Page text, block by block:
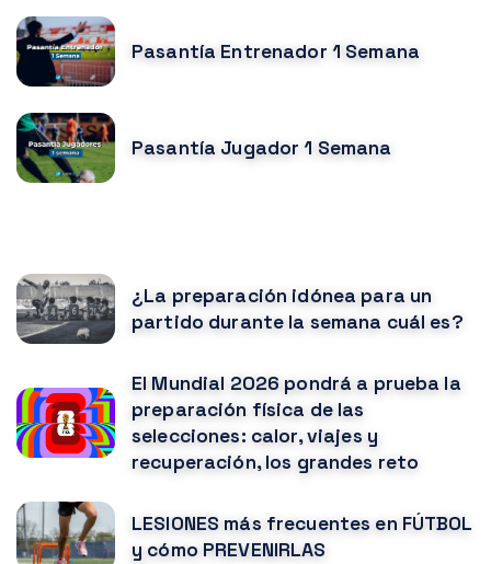
Pasantía Entrenador 1 Semana
Pasantía Jugador 1 Semana
¿La preparación idónea para un
partido durante la semana cuál es?
El Mundial 2026 pondrá a prueba la
preparación física de las
selecciones: calor, viajes y
recuperación, los grandes reto
LESIONES más frecuentes en FÚTBOL
y cómo PREVENIRLAS